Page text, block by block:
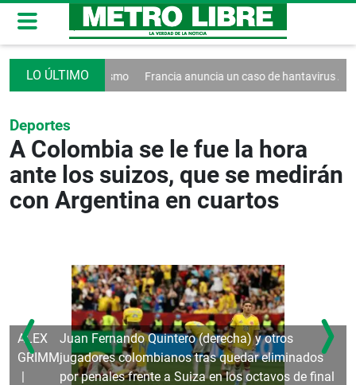
el turismo Francia anuncia un caso de hantavirus Andes
Deportes
A Colombia se le fue la hora
ante los suizos, que se medirán
con Argentina en cuartos
Juan Fernando Quintero (derecha) y otros
jugadores colombianos tras quedar eliminados
por penales frente a Suiza en los octavos de final
ALEX
GRIMM